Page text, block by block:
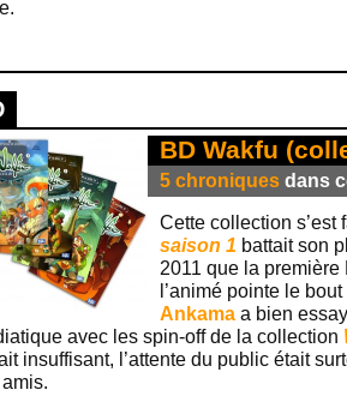
BD Wakfu
5 chroniques dans
Cette collection s’est
saison 1 battait son
2011 que la
l’animé pointe le
Ankama a bien
avec les spin-off de la collection
insuffisant, l’attente du public était